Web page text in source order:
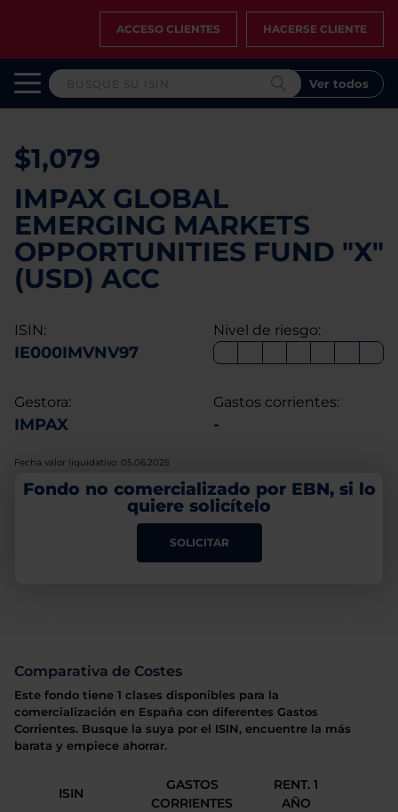
ACCESO CLIENTES HACERSE CLIENTE
Ver todos
$1,079
IMPAX GLOBAL
EMERGING MARKETS
OPPORTUNITIES FUND "X"
(USD) ACC
ISIN:
IE000IMVNV97
Nivel de riesgo:
Gestora:
IMPAX
Gastos corrientes:
-
Fecha valor liquidativo: 05.06.2025
Fondo no comercializado por EBN, si lo
quiere solicítelo
SOLICITAR
Comparativa de Costes
Este fondo tiene 1 clases disponibles para la
comercialización en España con diferentes Gastos
Corrientes. Busque la suya por el ISIN, encuentre la más
barata y empiece ahorrar.
ISIN
GASTOS
CORRIENTES
RENT. 1
AÑO